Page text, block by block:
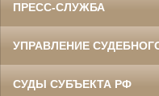
ПРЕСС-СЛУЖБА
УПРАВЛЕНИЕ
СУДЫ СУБЪЕКТА РФ